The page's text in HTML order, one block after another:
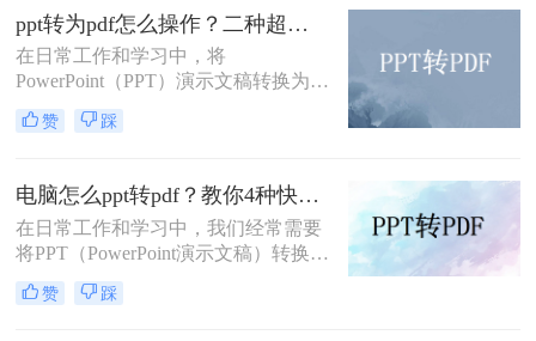
ppt转为pdf怎么操作？二种超实用转换方法分享！
在日常工作和学习中，将
PowerPoint（PPT）演示文稿转换为
PDF格式的需求非常普遍。这样做不
仅能够确保文件在不同设备上的展示
PowerPoint软件的用户查看。那么ppt
转为pdf怎么操作呢？本文将介绍两种
常用的PPT转PDF的方法。
赞 踩
电脑怎么ppt转pdf？教你4种快速转换的方法！
在日常工作和学习中，我们经常需要
将PPT（PowerPoint演示文稿）转换为
PDF（Portable Document Format）格
式，以便于分享、打印或存档。PPT
赞 踩